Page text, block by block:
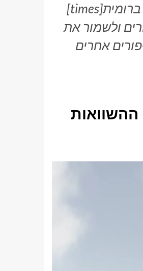
[times]דינוזאורים ברומית [times] גַם כֵּן.' ובכן, שון קינן צייר גם דינוזאורים
ולשמור את
ההשוואות